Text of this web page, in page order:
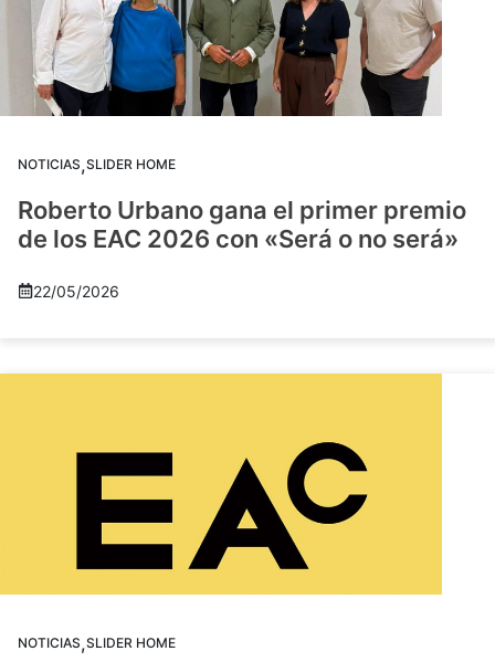
NOTICIAS,SLIDER HOME
Roberto Urbano gana el primer premio
de los EAC 2026 con «Será o no será»
22/05/2026
NOTICIAS,SLIDER HOME